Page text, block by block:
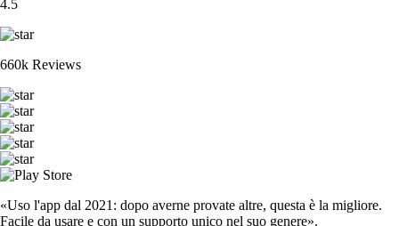
4.5
660k Reviews
«Uso l'app dal 2021: dopo averne provate altre, questa è la migliore.
Facile da usare e con un supporto unico nel suo genere».